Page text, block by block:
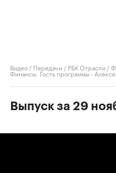
Видео / Передачи / РБК Отрасли /
Финансы. Гость программы -
Выпуск за 29